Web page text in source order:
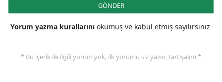
Trabzon
GÖNDER
Yorum yazma kurallarını okumuş ve kabul etmiş sayılırsınız
* Bu içerik ile ilgili yorum yok, ilk yorumu siz yazın, tartışalım *